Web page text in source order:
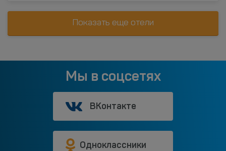
Показать еще отели
Мы в соцсетях
ВКонтакте
Одноклассники